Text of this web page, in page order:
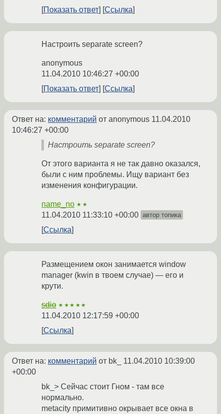
Показать ответ
Ссылка
Настроить separate screen?
anonymous
11.04.2010 10:46:27 +00:00
Показать ответ
Ссылка
Ответ на: комментарий от anonymous 11.04.2010
10:46:27 +00:00
Настроить separate screen?
От этого варианта я не так давно оказался,
были с ним проблемы. Ищу вариант без
изменения конфигурации.
name_no ★★
11.04.2010 11:33:10 +00:00 автор топика
Ссылка
Размещением окон занимается window
manager (kwin в твоем случае) — его и
крути.
sdio ★★★★★
11.04.2010 12:17:59 +00:00
Ссылка
Ответ на: комментарий от bk_ 11.04.2010 10:39:00
+00:00
bk_> Сейчас стоит Гном - там все
нормально.
metacity примитивно окрывает все окна в